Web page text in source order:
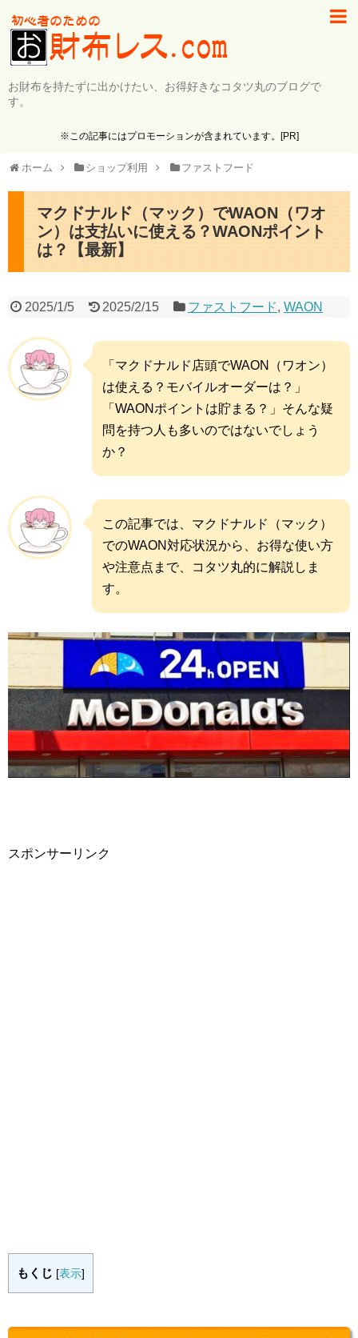
お財布を持たずに出かけたい、お得好きなコタツ丸のブログで
す。
※この記事にはプロモーションが含まれています。[PR]
ホーム ショップ利用 ファストフード
マクドナルド（マック）でWAON（ワオ
ン）は支払いに使える？WAONポイント
は？【最新】
2025/1/5 2025/2/15 ファストフード,WAON
「マクドナルド店頭でWAON（ワオン）
は使える？モバイルオーダーは？」
「WAONポイントは貯まる？」そんな疑
問を持つ人も多いのではないでしょう
か？
この記事では、マクドナルド（マック）
でのWAON対応状況から、お得な使い方
や注意点まで、コタツ丸的に解説しま
す。
スポンサーリンク
もくじ [表示]